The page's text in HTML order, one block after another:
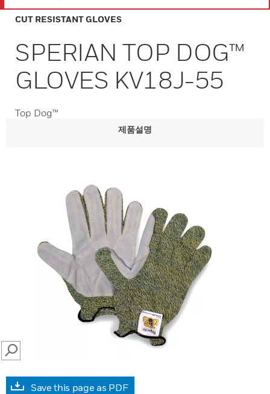
CUT RESISTANT GLOVES
SPERIAN TOP DOG™
GLOVES KV18J-55
Top Dog™
제품설명
SEARCH
Save this page as PDF